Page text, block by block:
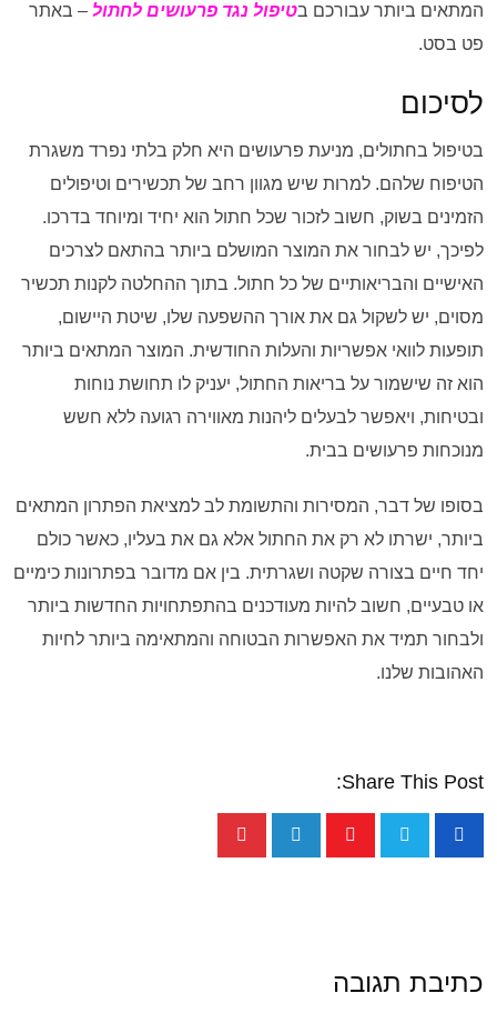
המתאים ביותר עבורכם בטיפול נגד פרעושים לחתול – באתר
פט בסט.
לסיכום
בטיפול בחתולים, מניעת פרעושים היא חלק בלתי נפרד משגרת
הטיפוח שלהם. למרות שיש מגוון רחב של תכשירים וטיפולים
הזמינים בשוק, חשוב לזכור שכל חתול הוא יחיד ומיוחד בדרכו.
לפיכך, יש לבחור את המוצר המושלם ביותר בהתאם לצרכים
האישיים והבריאותיים של כל חתול. בתוך ההחלטה לקנות תכשיר
מסוים, יש לשקול גם את אורך ההשפעה שלו, שיטת היישום,
תופעות לוואי אפשריות והעלות החודשית. המוצר המתאים ביותר
הוא זה שישמור על בריאות החתול, יעניק לו תחושת נוחות
ובטיחות, ויאפשר לבעלים ליהנות מאווירה רגועה ללא חשש
מנוכחות פרעושים בבית.
בסופו של דבר, המסירות והתשומת לב למציאת הפתרון המתאים
ביותר, ישרתו לא רק את החתול אלא גם את בעליו, כאשר כולם
יחד חיים בצורה שקטה ושגרתית. בין אם מדובר בפתרונות כימיים
או טבעיים, חשוב להיות מעודכנים בהתפתחויות החדשות ביותר
ולבחור תמיד את האפשרות הבטוחה והמתאימה ביותר לחיות
האהובות שלנו.
Share This Post:
כתיבת תגובה